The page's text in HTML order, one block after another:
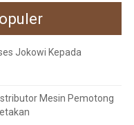
Jokowi Kepada
Mesin Pemotong